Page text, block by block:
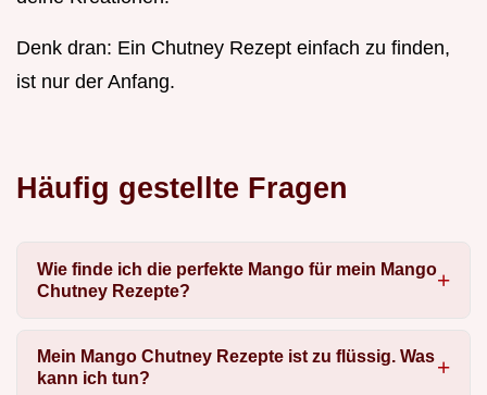
Denk dran: Ein Chutney Rezept einfach zu finden,
ist nur der Anfang.
Häufig gestellte Fragen
Wie finde ich die perfekte Mango für mein Mango
Chutney Rezepte?
Mein Mango Chutney Rezepte ist zu flüssig. Was
kann ich tun?